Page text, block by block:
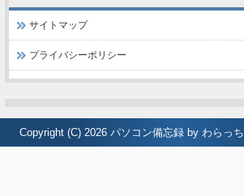
サイトマップ
プライバシーポリシー
Copyright (C) 2026 パソコン備忘録 by わらっち